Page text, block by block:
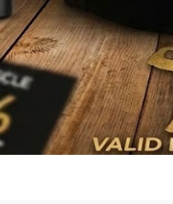
monoidrato
intermedio del metabolismo